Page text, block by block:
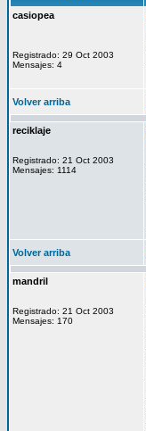
casiopea
Registrado: 29 Oct 2003
Mensajes: 4
Volver arriba
reciklaje
Registrado: 21 Oct 2003
Mensajes: 1114
Volver arriba
mandril
Registrado: 21 Oct 2003
Mensajes: 170